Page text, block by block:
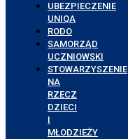
UBEZPIECZENIE
UNIQA
RODO
SAMORZĄD
UCZNIOWSKI
STOWARZYSZENIE
NA
RZECZ
DZIECI
I
MŁODZIEŻY